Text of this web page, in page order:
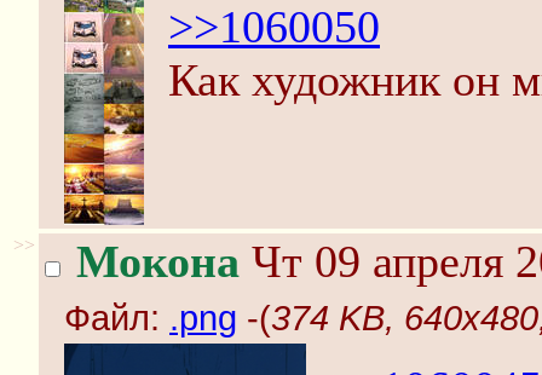
>>1060050
Как художник он
>> Мокона Чт 09 апреля
Файл: .png -(374 KB,